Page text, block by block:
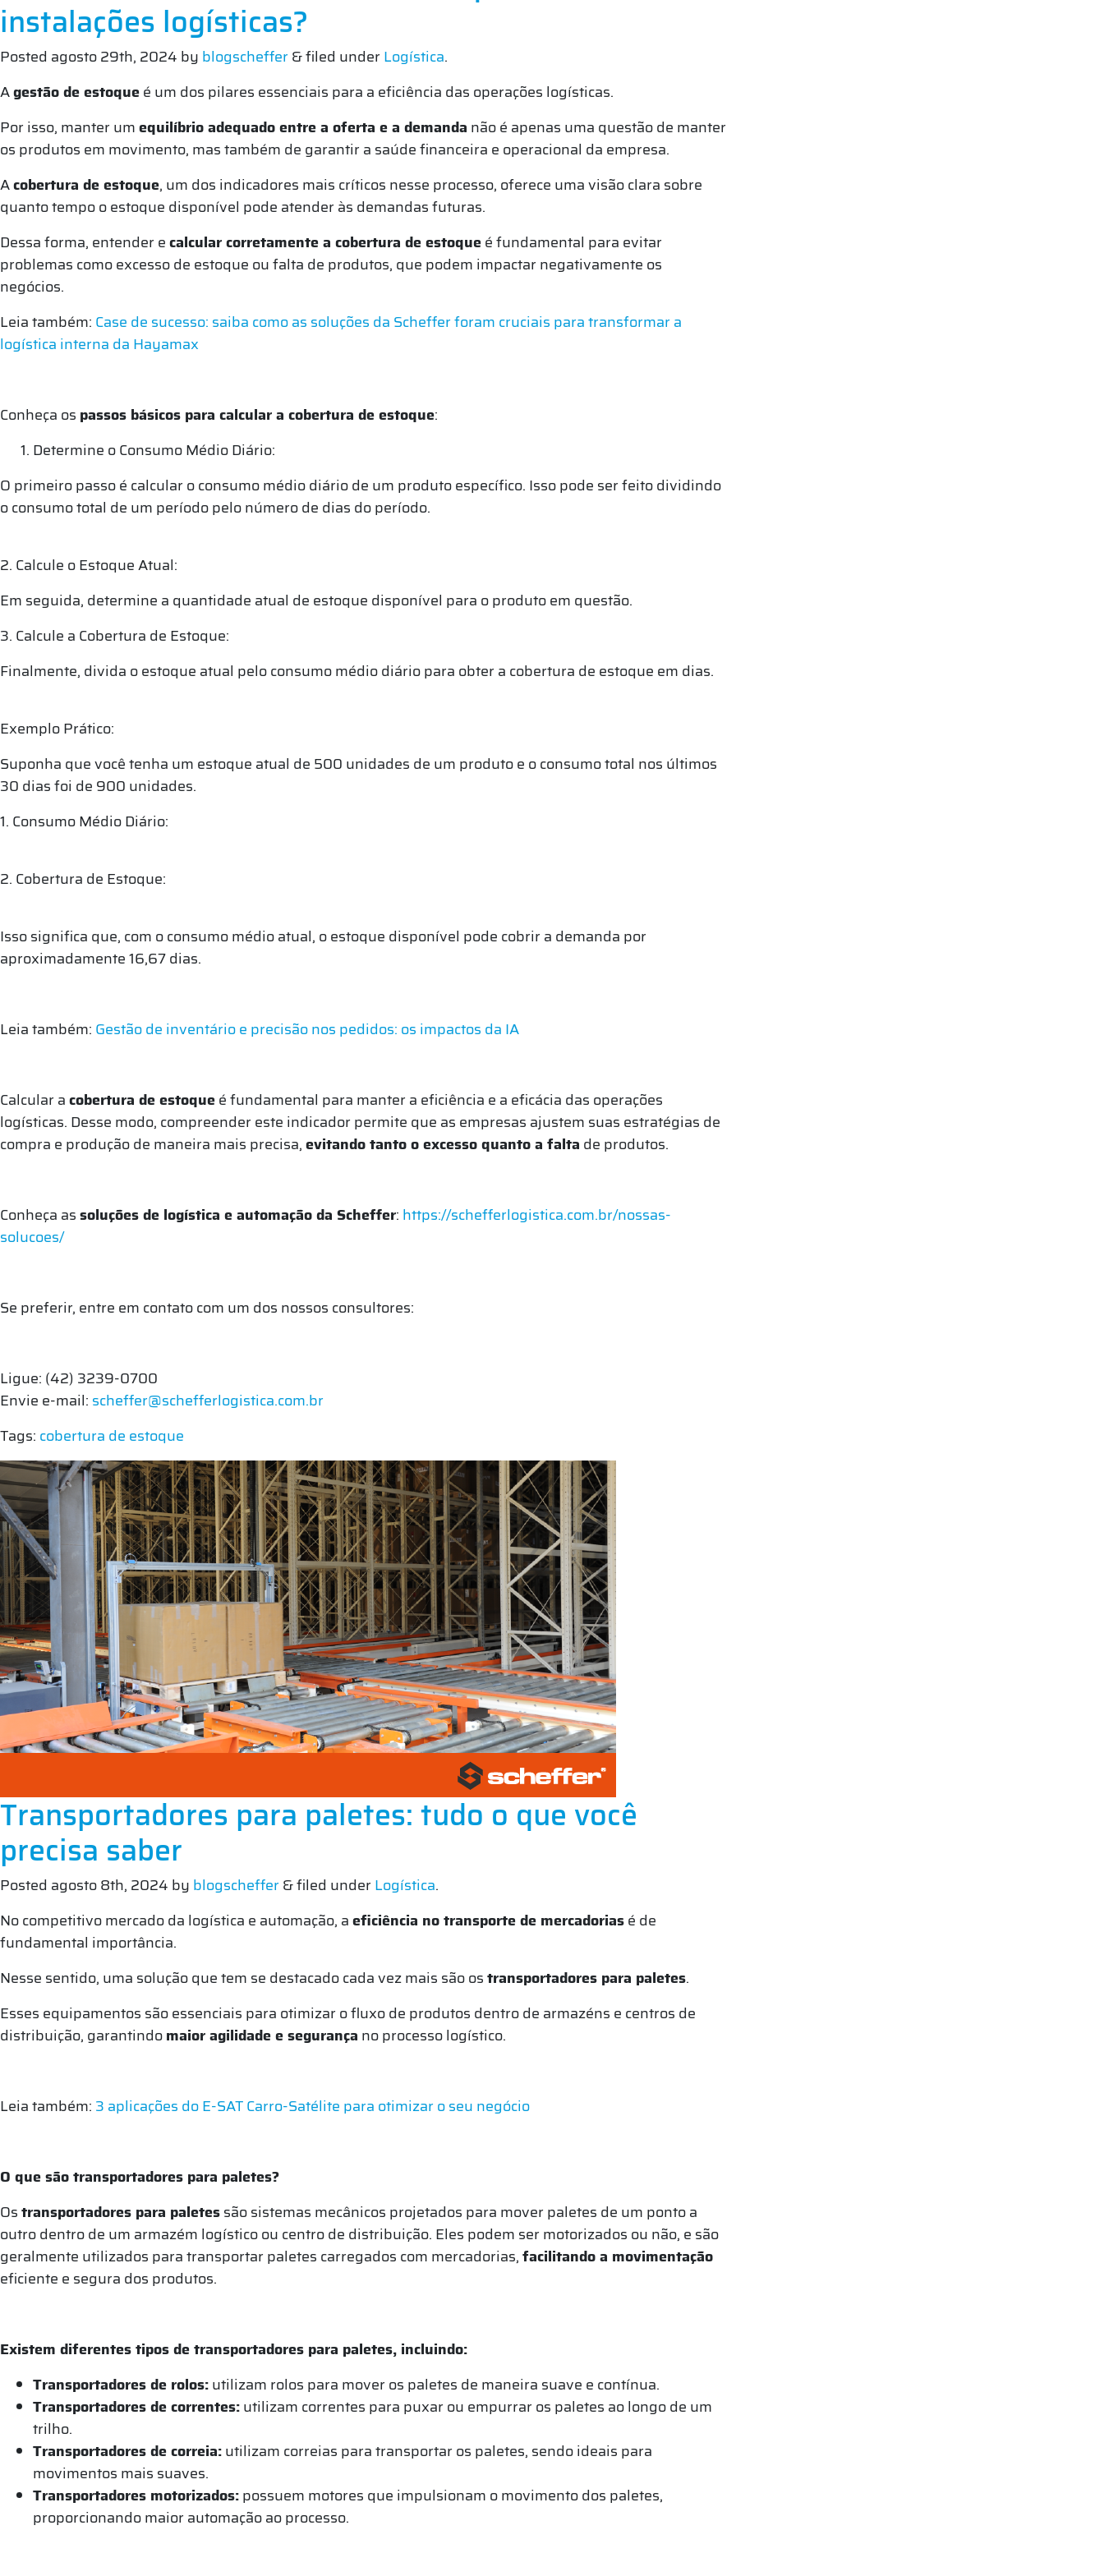
instalações logísticas?
Posted agosto 29th, 2024 by blogscheffer&filed underLogística.
Agestão de estoqueé um dos pilares essenciais para a eficiência das operações logísticas.
Por isso, manter umequilíbrio adequado entre a oferta e a demanda não é apenas uma questão de manter
os produtos em movimento, mas também de garantir a saúde financeira e operacional da empresa.
Acobertura de estoque, um dos indicadores mais críticos nesse processo, oferece uma visão clara sobre
quanto tempo o estoque disponível pode atender às demandas futuras.
Dessa forma, entender ecalcular corretamente a cobertura de estoqueé fundamental para evitar
problemas como excesso de estoque ou falta de produtos, que podem impactar negativamente os
negócios.
Leia também: Case de sucesso: saiba como as soluções da Scheffer foram cruciais para transformar a
logística interna da Hayamax
Conheça os passos básicos para calcular a cobertura de estoque:
Determine o Consumo Médio Diário:
O primeiro passo é calcular o consumo médio diário de um produto específico. Isso pode ser feito dividindo
o consumo total de um período pelo número de dias do período.
2. Calcule o Estoque Atual:
Em seguida, determine a quantidade atual de estoque disponível para o produto em questão.
3. Calcule a Cobertura de Estoque:
Finalmente, divida o estoque atual pelo consumo médio diário para obter a cobertura de estoque em dias.
Exemplo Prático:
Suponha que você tenha um estoque atual de 500 unidades de um produto e o consumo total nos últimos
30 dias foi de 900 unidades.
1. Consumo Médio Diário:
2. Cobertura de Estoque:
Isso significa que, com o consumo médio atual, o estoque disponível pode cobrir a demanda por
aproximadamente 16,67 dias.
Leia também: Gestão de inventário e precisão nos pedidos: os impactos da IA
Calcular acobertura de estoqueé fundamental para manter a eficiência e a eficácia das operações
logísticas. Desse modo, compreender este indicador permite que as empresas ajustem suas estratégias de
compra e produção de maneira mais precisa,evitando tanto o excesso quanto a falta de produtos.
Conheça assoluções de logística e automação da Scheffer: https://schefferlogistica.com.br/nossas-
solucoes/
Se preferir, entre em contato com um dos nossos consultores:
Ligue: (42) 3239-0700
Envie e-mail: scheffer@schefferlogistica.com.br
Tags: cobertura de estoque
Transportadores para paletes: tudo o que você
precisa saber
Posted agosto 8th, 2024 by blogscheffer&filed underLogística.
No competitivo mercado da logística e automação, aeficiência no transporte de mercadoriasé de
fundamental importância.
Nesse sentido, uma solução que tem se destacado cada vez mais são ostransportadores para paletes.
Esses equipamentos são essenciais para otimizar o fluxo de produtos dentro de armazéns e centros de
distribuição, garantindomaior agilidade e segurança no processo logístico.
Leia também: 3 aplicações do E-SAT Carro-Satélite para otimizar o seu negócio
O que são transportadores para paletes?
Ostransportadores para paletessão sistemas mecânicos projetados para mover paletes de um ponto a
outro dentro de um armazém logístico ou centro de distribuição. Eles podem ser motorizados ou não, e são
geralmente utilizados para transportar paletes carregados com mercadorias,facilitando a movimentação
eficiente e segura dos produtos.
Existem diferentes tipos de transportadores para paletes, incluindo:
Transportadores de rolos:utilizam rolos para mover os paletes de maneira suave e contínua.
Transportadores de correntes:utilizam correntes para puxar ou empurrar os paletes ao longo de um
trilho.
Transportadores de correia:utilizam correias para transportar os paletes, sendo ideais para
movimentos mais suaves.
Transportadores motorizados:possuem motores que impulsionam o movimento dos paletes,
proporcionando maior automação ao processo.